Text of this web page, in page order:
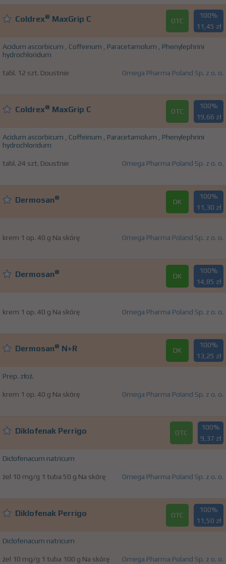
Coldrex® MaxGrip C OTC
100%
11,45 zł
Acidum ascorbicum , Coffeinum , Paracetamolum , Phenylephrini
hydrochloridum
tabl. 12 szt. Doustnie Omega Pharma Poland Sp. z o. o.
Coldrex® MaxGrip C OTC
100%
19,66 zł
Acidum ascorbicum , Coffeinum , Paracetamolum , Phenylephrini
hydrochloridum
tabl. 24 szt. Doustnie Omega Pharma Poland Sp. z o. o.
Dermosan® DK
100%
11,30 zł
krem 1 op. 40 g Na skórę Omega Pharma Poland Sp. z o. o.
Dermosan® DK
100%
14,85 zł
krem 1 op. 40 g Na skórę Omega Pharma Poland Sp. z o. o.
Dermosan® N+R DK
100%
13,25 zł
Prep. złoż.
krem 1 op. 40 g Na skórę Omega Pharma Poland Sp. z o. o.
Diklofenak Perrigo OTC
100%
9,37 zł
Diclofenacum natricum
żel 10 mg/g 1 tuba 50 g Na skórę Omega Pharma Poland Sp. z o. o.
Diklofenak Perrigo OTC
100%
11,50 zł
Diclofenacum natricum
żel 10 mg/g 1 tuba 100 g Na skórę Omega Pharma Poland Sp. z o. o.